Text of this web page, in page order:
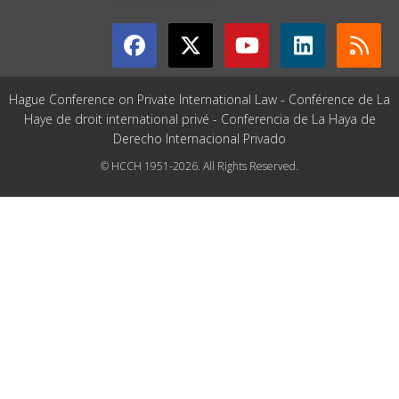
Hague Conference on Private International Law - Conférence de La
Haye de droit international privé - Conferencia de La Haya de
Derecho Internacional Privado
© HCCH 1951-2026. All Rights Reserved.